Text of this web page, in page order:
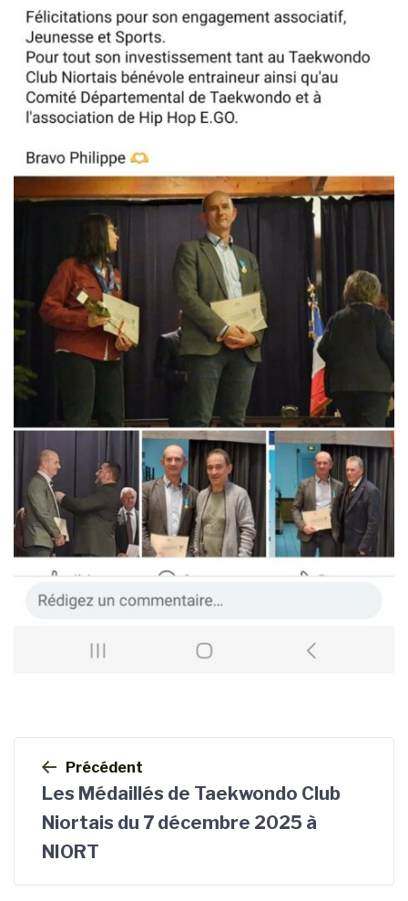
l’article
Précédent
Les Médaillés de Taekwondo Club
Niortais du 7 décembre 2025 à
NIORT